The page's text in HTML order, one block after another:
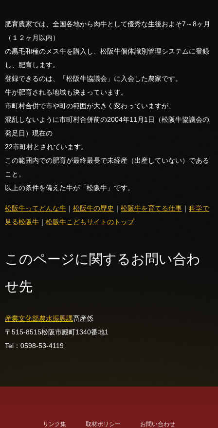
肥育農家では、全国各地から肉牛として優秀な生後およそ7～8ヶ月
（１２ヶ月以内）
の黒毛和種のメス牛を購入し、松阪牛個体識別管理システムに登録
し、肥育します。
登録できるのは、「松阪牛協議会」に入会した農家です。
牛が肥育される地域も決まっています。
市町村合併で市や町の範囲が大きく変わっていますが、
混乱しないように市町村合併前の2004年11月1日（松阪牛協議会の
発足日）現在の
22市町村とされています。
この範囲内での肥育が最終最長で未経産（出産していない）である
こと。
以上の条件を備えた牛が「松阪牛」です。
松阪牛ってどんな牛 ｜ 松阪牛の歴史 ｜ 松阪牛を育てる仕事 ｜ 科学で
見る松阪牛 ｜ 松阪牛こどもサイトのトップ
このページに関するお問い合わ
せ先
産業文化部農水振興課畜産係
〒515-8515松阪市殿町1340番地1
Tel：0598-53-4119
リンク集 取材ポリシー お問い合わせ